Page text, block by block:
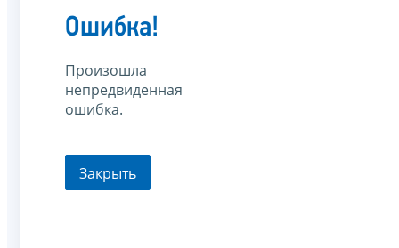
Ошибка!
Произошла
непредвиденная
ошибка.
Закрыть